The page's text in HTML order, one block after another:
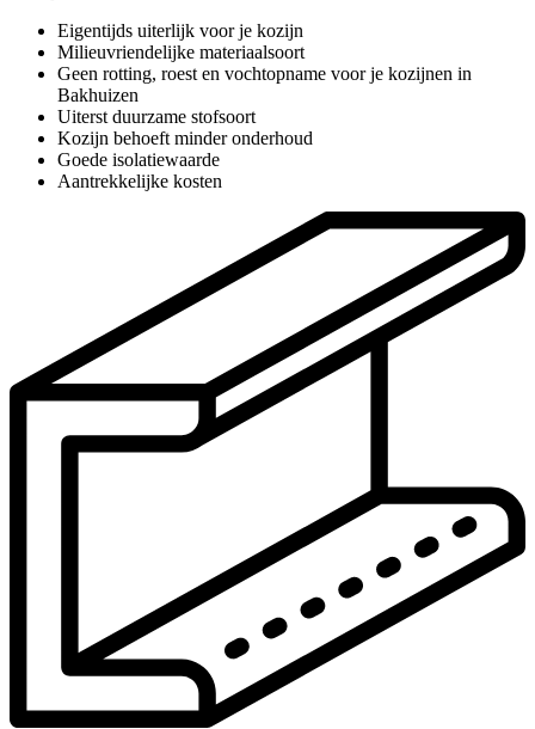
Eigentijds uiterlijk voor je kozijn
Milieuvriendelijke materiaalsoort
Geen rotting, roest en vochtopname voor je kozijnen in
Bakhuizen
Uiterst duurzame stofsoort
Kozijn behoeft minder onderhoud
Goede isolatiewaarde
Aantrekkelijke kosten